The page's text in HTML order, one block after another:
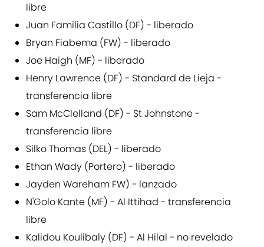
libre
Juan Familia Castillo (DF) - liberado
Bryan Fiabema (FW) - liberado
Joe Haigh (MF) - liberado
Henry Lawrence (DF) - Standard de Lieja -
transferencia libre
Sam McClelland (DF) - St Johnstone -
transferencia libre
Silko Thomas (DEL) - liberado
Ethan Wady (Portero) - liberado
Jayden Wareham FW) - lanzado
N'Golo Kante (MF) - Al Ittihad - transferencia
libre
Kalidou Koulibaly (DF) - Al Hilal - no revelado